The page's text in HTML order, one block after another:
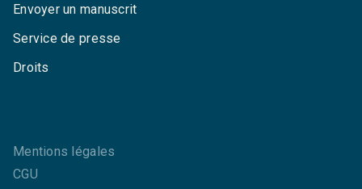
Envoyer un manuscrit
Service de presse
Droits
Mentions légales
CGU